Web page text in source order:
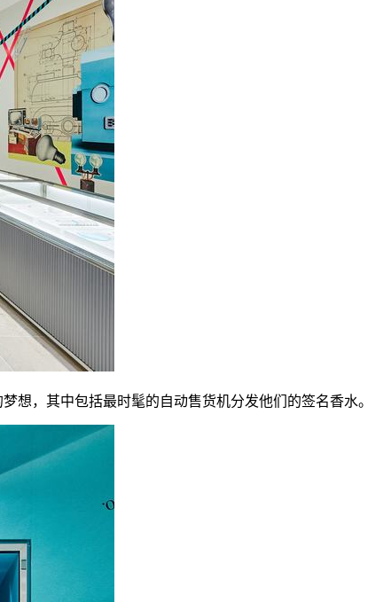
想，其中包括最时髦的自动售货机分发他们的签名香水。